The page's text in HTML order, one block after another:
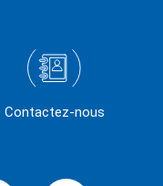
Contactez-nous